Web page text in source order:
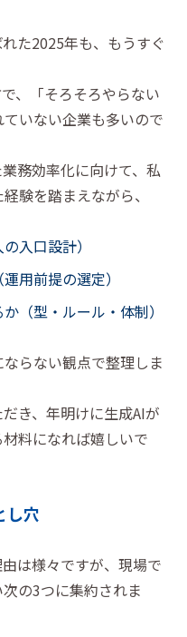
た2025年も、もうすぐ
、「そろそろやらない
いない企業も多いので
務効率化に向けて、私
験を踏まえながら、
入口設計）
用前提の選定）
（型・ルール・体制）
らない観点で整理しま
き、年明けに生成AIが
料になれば嬉しいで
し穴
は様々ですが、現場で
の3つに集約されま